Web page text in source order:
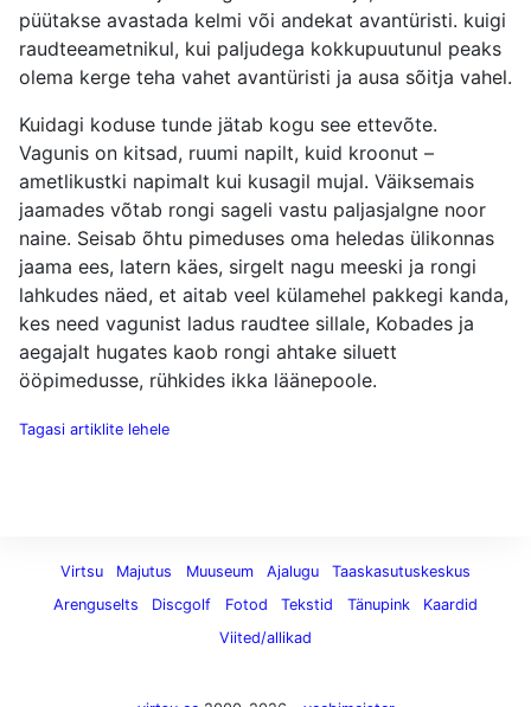
püütakse avastada kelmi või andekat avantüristi. kuigi
raudteeametnikul, kui paljudega kokkupuutunul peaks
olema kerge teha vahet avantüristi ja ausa sõitja vahel.
Kuidagi koduse tunde jätab kogu see ettevõte.
Vagunis on kitsad, ruumi napilt, kuid kroonut –
ametlikustki napimalt kui kusagil mujal. Väiksemais
jaamades võtab rongi sageli vastu paljasjalgne noor
naine. Seisab õhtu pimeduses oma heledas ülikonnas
jaama ees, latern käes, sirgelt nagu meeski ja rongi
lahkudes näed, et aitab veel külamehel pakkegi kanda,
kes need vagunist ladus raudtee sillale, Kobades ja
aegajalt hugates kaob rongi ahtake siluett
ööpimedusse, rühkides ikka läänepoole.
Tagasi artiklite lehele
Virtsu Majutus Muuseum Ajalugu
Taaskasutuskeskus
Arenguselts
Discgolf Fotod Tekstid Tänupink
Kaardid
Viited/allikad